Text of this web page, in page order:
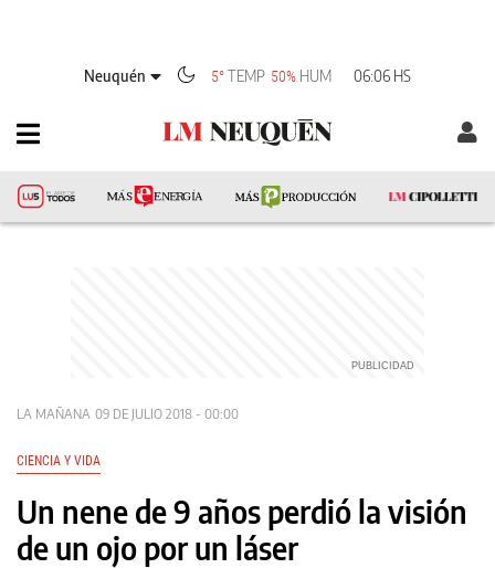
Neuquén 5°TEMP 50% HUM 06:06 HS
LA MAÑANA 09 DE JULIO 2018 - 00:00
CIENCIA Y VIDA
Un nene de 9 años perdió la visión
de un ojo por un láser